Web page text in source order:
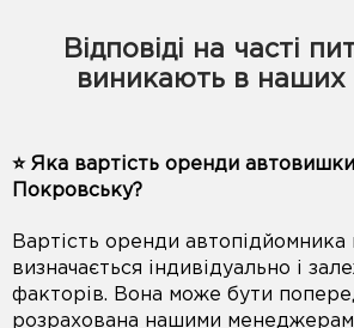
Відповіді на часті
виникають в наших
⭐️ Яка вартість оренди
Покровську?
Вартість оренди
визначається індивідуально і
факторів. Вона може бути
розрахована нашими